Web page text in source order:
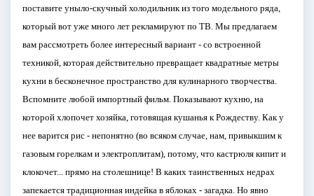
поставите уныло-скучный холодильник из того модельного ряда,
который вот уже много лет рекламируют по ТВ. Мы предлагаем
вам рассмотреть более интересный вариант - со встроенной
техникой, которая действительно превращает квадратные метры
кухни в бесконечное пространство для кулинарного творчества.
Вспомните любой импортный фильм. Показывают кухню, на
которой хлопочет хозяйка, готовящая кушанья к Рождеству. Как у
нее варится рис - непонятно (во всяком случае, нам, привыкшим к
газовым горелкам и электроплитам), потому, что кастрюля кипит и
клокочет... прямо на столешнице! В каких таинственных недрах
запекается традиционная индейка в яблоках - загадка. Но явно